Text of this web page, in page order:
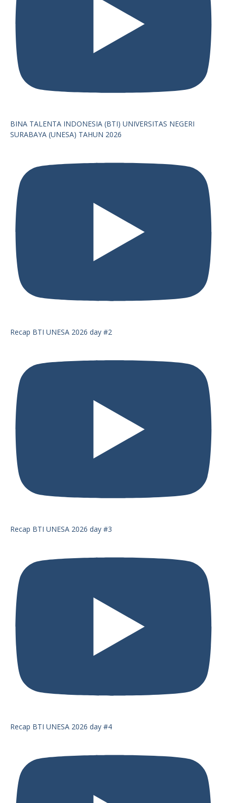
BINA TALENTA INDONESIA (BTI) UNIVERSITAS NEGERI
SURABAYA (UNESA) TAHUN 2026
Recap BTI UNESA 2026 day #2
Recap BTI UNESA 2026 day #3
Recap BTI UNESA 2026 day #4